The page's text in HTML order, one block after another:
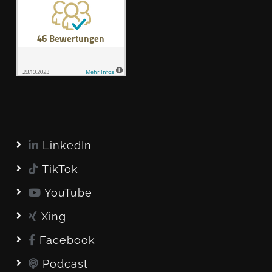
LinkedIn
TikTok
YouTube
Xing
Facebook
Podcast